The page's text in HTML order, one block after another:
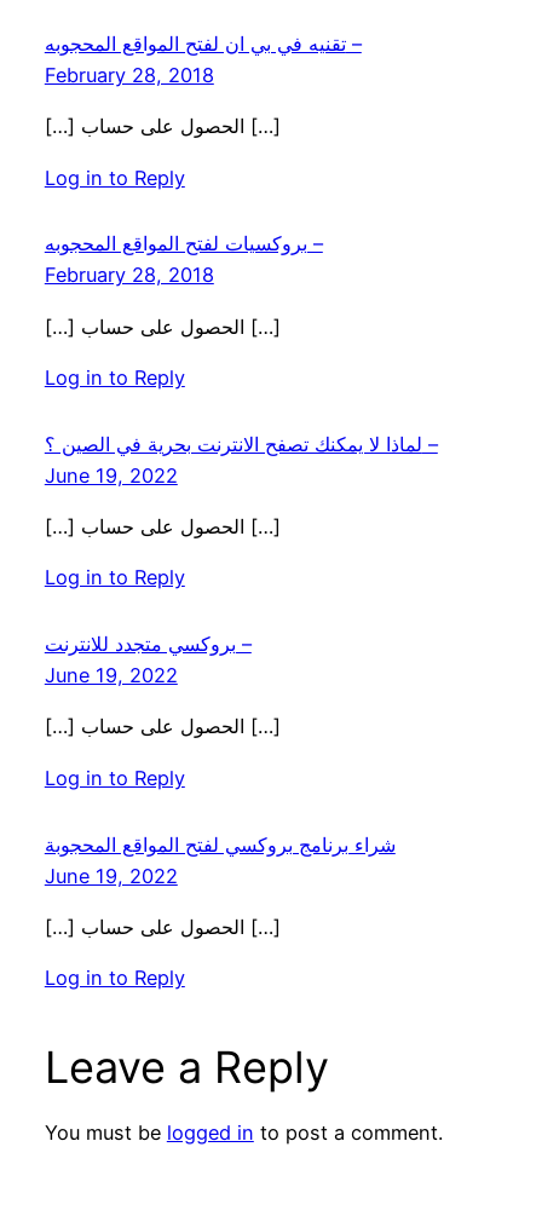
تقنيه في بي ان لفتح المواقع المحجوبه –
February 28, 2018
[…] الحصول على حساب […]
Log in to Reply
بروكسيات لفتح المواقع المحجوبه –
February 28, 2018
[…] الحصول على حساب […]
Log in to Reply
لماذا لا يمكنك تصفح الانترنت بحرية في الصين ؟ –
June 19, 2022
[…] الحصول على حساب […]
Log in to Reply
بروكسي متجدد للانترنت –
June 19, 2022
[…] الحصول على حساب […]
Log in to Reply
شراء برنامج بروكسي لفتح المواقع المحجوبة
June 19, 2022
[…] الحصول على حساب […]
Log in to Reply
Leave a Reply
You must be logged in to post a comment.